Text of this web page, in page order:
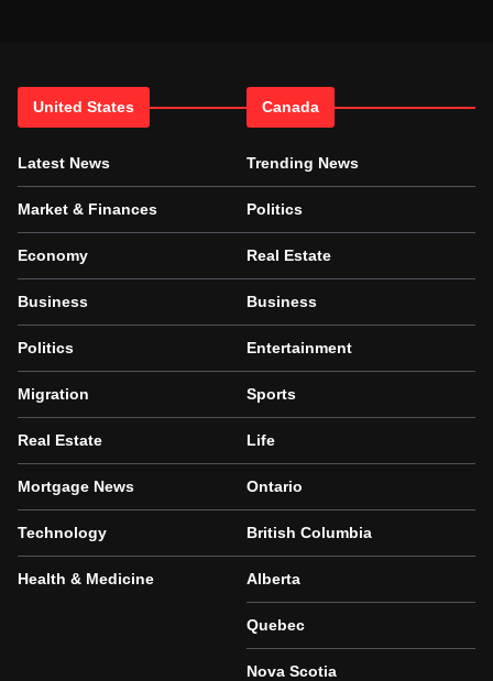
United States
Latest News
Market & Finances
Economy
Business
Politics
Migration
Real Estate
Mortgage News
Technology
Health & Medicine
Canada
Trending News
Politics
Real Estate
Business
Entertainment
Sports
Life
Ontario
British Columbia
Alberta
Quebec
Nova Scotia